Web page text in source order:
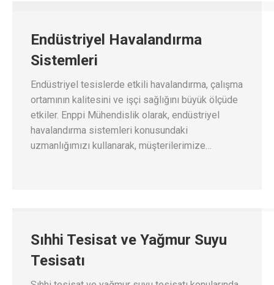
Endüstriyel Havalandırma
Sistemleri
Endüstriyel tesislerde etkili havalandırma, çalışma
ortamının kalitesini ve işçi sağlığını büyük ölçüde
etkiler. Enppi Mühendislik olarak, endüstriyel
havalandırma sistemleri konusundaki
uzmanlığımızı kullanarak, müşterilerimize…
Sıhhi Tesisat ve Yağmur Suyu
Tesisatı